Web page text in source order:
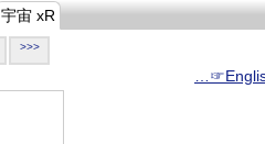
宇宙 xR
>>>